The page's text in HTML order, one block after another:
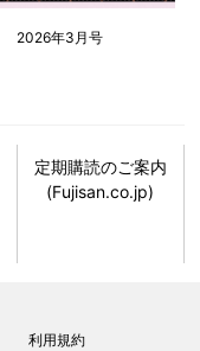
2026年3月号
定期購読のご案内
(Fujisan.co.jp)
利用規約